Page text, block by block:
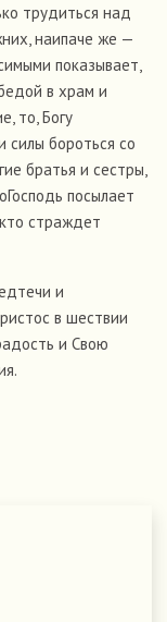
трудиться над
наипаче же —
показывает,
в храм и
то, Богу
силы бороться со
братья и сестры,
посылает
страждет
и
в шествии
и Свою